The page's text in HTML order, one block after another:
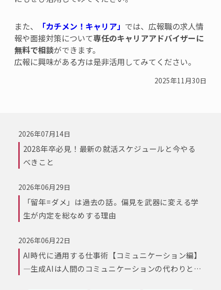
また、 「カチメン！キャリア」 では、広報職の求人情
報や面接対策について専任のキャリアアドバイザーに
無料で相談ができます。
広報に興味がある方は是非活用してみてください。
2025年11月30日
2026年07月14日
2028年卒必見！最新の就活スケジュールと今やる
べきこと
2026年06月29日
「留年=ダメ」は過去の話。偏見を武器に変える学
生が内定を総なめする理由
2026年06月22日
AI時代に通用する仕事術【コミュニケーション編】
―生成AIは人間のコミュニケーションの代わりとな